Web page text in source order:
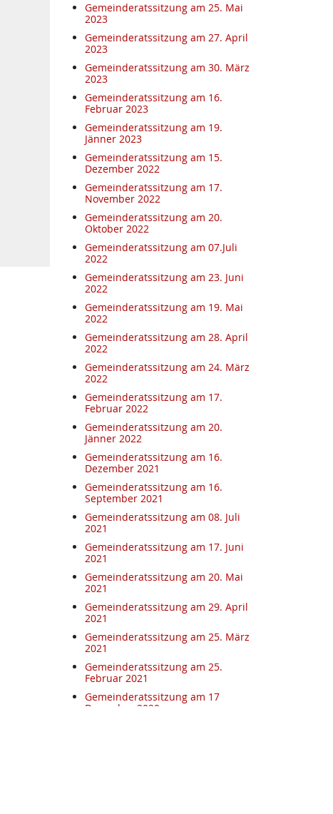
Gemeinderatssitzung am 25. Mai
2023
Gemeinderatssitzung am 27. April
2023
Gemeinderatssitzung am 30. März
2023
Gemeinderatssitzung am 16.
Februar 2023
Gemeinderatssitzung am 19.
Jänner 2023
Gemeinderatssitzung am 15.
Dezember 2022
Gemeinderatssitzung am 17.
November 2022
Gemeinderatssitzung am 20.
Oktober 2022
Gemeinderatssitzung am 07.Juli
2022
Gemeinderatssitzung am 23. Juni
2022
Gemeinderatssitzung am 19. Mai
2022
Gemeinderatssitzung am 28. April
2022
Gemeinderatssitzung am 24. März
2022
Gemeinderatssitzung am 17.
Februar 2022
Gemeinderatssitzung am 20.
Jänner 2022
Gemeinderatssitzung am 16.
Dezember 2021
Gemeinderatssitzung am 16.
September 2021
Gemeinderatssitzung am 08. Juli
2021
Gemeinderatssitzung am 17. Juni
2021
Gemeinderatssitzung am 20. Mai
2021
Gemeinderatssitzung am 29. April
2021
Gemeinderatssitzung am 25. März
2021
Gemeinderatssitzung am 25.
Februar 2021
Gemeinderatssitzung am 17
Dezember 2020